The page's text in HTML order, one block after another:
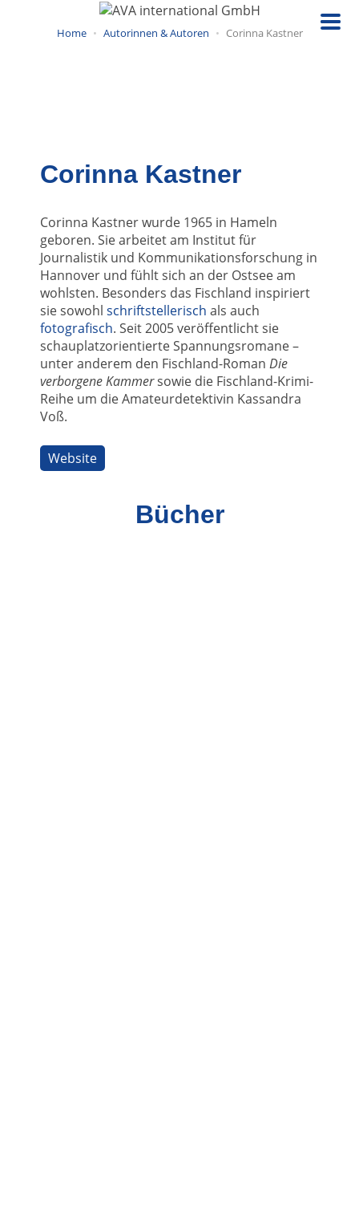
Home Autorinnen & Autoren Corinna Kastner
Corinna Kastner
Corinna Kastner wurde 1965 in Hameln
geboren. Sie arbeitet am Institut für
Journalistik und Kommunikationsforschung in
Hannover und fühlt sich an der Ostsee am
wohlsten. Besonders das Fischland inspiriert
sie sowohl schriftstellerisch als auch
fotografisch. Seit 2005 veröffentlicht sie
schauplatzorientierte Spannungsromane –
unter anderem den Fischland-Roman Die
verborgene Kammersowie die Fischland-Krimi-
Reihe um die Amateurdetektivin Kassandra
Voß.
Website
Bücher